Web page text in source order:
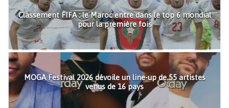
Classement FIFA : le Maroc entre dans le top 6 mondial
pour la première fois
MOGA Festival 2026 dévoile un line-up de 55 artistes
venus de 16 pays